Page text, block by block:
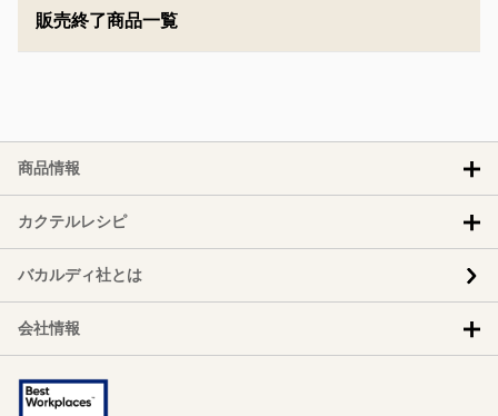
販売終了商品一覧
商品情報
カクテルレシピ
バカルディ社とは
会社情報